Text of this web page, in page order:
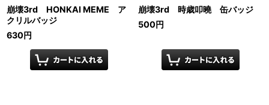
崩壊3rd HONKAI MEME ア
クリルバッジ
630円
崩壊3rd 時歳叩曉 缶バッジ
500円